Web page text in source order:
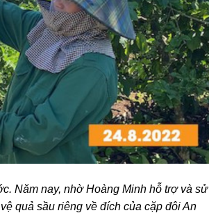
Năm nay, nhờ Hoàng Minh hỗ trợ và sử
quả sầu riêng về đích của cặp đôi An